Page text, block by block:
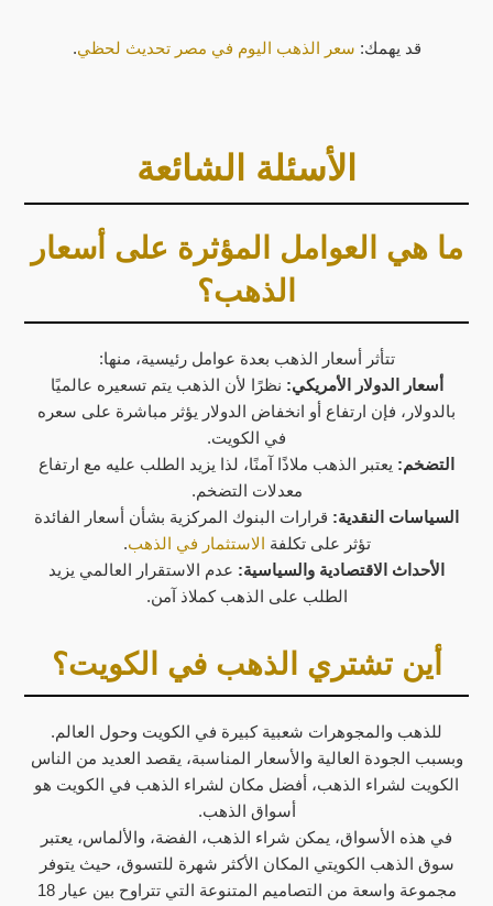
قد يهمك: سعر الذهب اليوم في مصر تحديث لحظي.
الأسئلة الشائعة
ما هي العوامل المؤثرة على أسعار
الذهب؟
تتأثر أسعار الذهب بعدة عوامل رئيسية، منها:
أسعار الدولار الأمريكي: نظرًا لأن الذهب يتم تسعيره عالميًا
بالدولار، فإن ارتفاع أو انخفاض الدولار يؤثر مباشرة على سعره
في الكويت.
التضخم: يعتبر الذهب ملاذًا آمنًا، لذا يزيد الطلب عليه مع ارتفاع
معدلات التضخم.
السياسات النقدية: قرارات البنوك المركزية بشأن أسعار الفائدة
تؤثر على تكلفة الاستثمار في الذهب.
الأحداث الاقتصادية والسياسية: عدم الاستقرار العالمي يزيد
الطلب على الذهب كملاذ آمن.
أين تشتري الذهب في الكويت؟
للذهب والمجوهرات شعبية كبيرة في الكويت وحول العالم.
وبسبب الجودة العالية والأسعار المناسبة، يقصد العديد من الناس
الكويت لشراء الذهب، أفضل مكان لشراء الذهب في الكويت هو
أسواق الذهب.
في هذه الأسواق، يمكن شراء الذهب، الفضة، والألماس، يعتبر
سوق الذهب الكويتي المكان الأكثر شهرة للتسوق، حيث يتوفر
مجموعة واسعة من التصاميم المتنوعة التي تتراوح بين عيار 18